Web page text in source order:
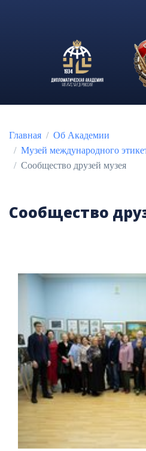
Главная
Об Академии
Музей международного
Сообщество друзей музея
Сообщество